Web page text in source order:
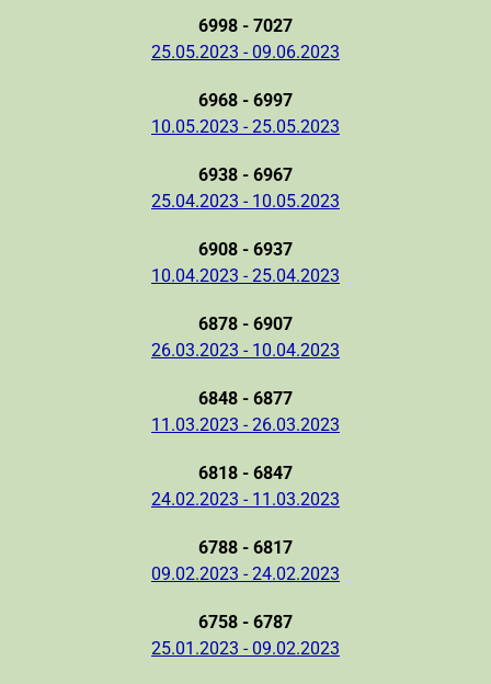
6998 - 7027
25.05.2023 - 09.06.2023
6968 - 6997
10.05.2023 - 25.05.2023
6938 - 6967
25.04.2023 - 10.05.2023
6908 - 6937
10.04.2023 - 25.04.2023
6878 - 6907
26.03.2023 - 10.04.2023
6848 - 6877
11.03.2023 - 26.03.2023
6818 - 6847
24.02.2023 - 11.03.2023
6788 - 6817
09.02.2023 - 24.02.2023
6758 - 6787
25.01.2023 - 09.02.2023